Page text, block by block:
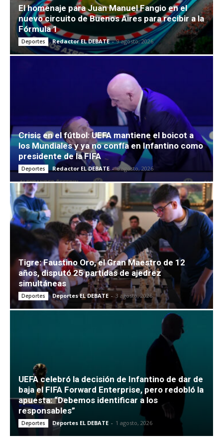
El homenaje para Juan Manuel Fangio en el
nuevo circuito de Buenos Aires para recibir a la
Fórmula 1
Deportes Redactor EL DEBATE - 9 agosto, 2026
Crisis en el fútbol: UEFA mantiene el boicot a
los Mundiales y ya no confía en Infantino como
presidente de la FIFA
Deportes Redactor EL DEBATE - 6 agosto, 2026
Tigre: Faustino Oro, el Gran Maestro de 12
años, disputó 25 partidas de ajedrez
simultáneas
Deportes Deportes EL DEBATE - 3 agosto, 2026
UEFA celebró la decisión de Infantino de dar de
baja el FIFA Forward Enterprise, pero redobló la
apuesta: “Debemos identificar a los
responsables”
Deportes Deportes EL DEBATE - 1 agosto, 2026